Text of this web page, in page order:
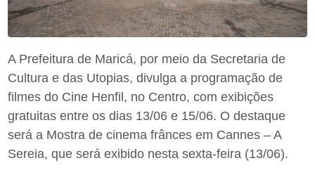
A Prefeitura de Maricá, por meio da Secretaria de
Cultura e das Utopias, divulga a programação de
filmes do Cine Henfil, no Centro, com exibições
gratuitas entre os dias 13/06 e 15/06. O destaque
será a Mostra de cinema frânces em Cannes – A
Sereia, que será exibido nesta sexta-feira (13/06).